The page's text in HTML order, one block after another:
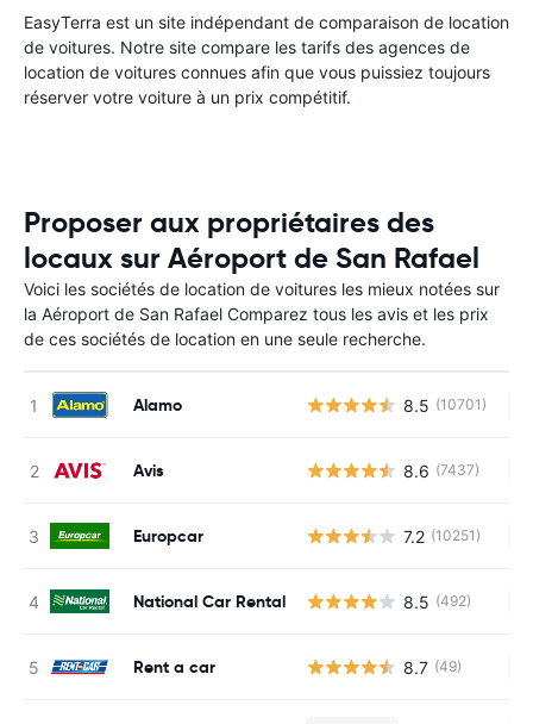
EasyTerra est un site indépendant de comparaison de location
de voitures. Notre site compare les tarifs des agences de
location de voitures connues afin que vous puissiez toujours
réserver votre voiture à un prix compétitif.
Proposer aux propriétaires des
locaux sur Aéroport de San Rafael
Voici les sociétés de location de voitures les mieux notées sur
la Aéroport de San Rafael Comparez tous les avis et les prix
de ces sociétés de location en une seule recherche.
Alamo 8.5 (10701)
Avis 8.6 (7437)
Europcar 7.2 (10251)
National Car Rental 8.5 (492)
Rent a car 8.7 (49)